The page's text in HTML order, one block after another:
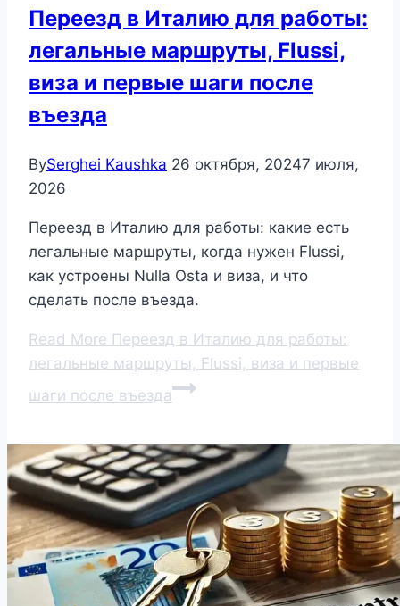
Переезд в Италию для работы:
легальные маршруты, Flussi,
виза и первые шаги после
въезда
BySerghei Kaushka 26 октября, 20247 июля,
2026
Переезд в Италию для работы: какие есть
легальные маршруты, когда нужен Flussi,
как устроены Nulla Osta и виза, и что
сделать после въезда.
Read More Переезд в Италию для работы:
легальные маршруты, Flussi, виза и первые
шаги после въезда